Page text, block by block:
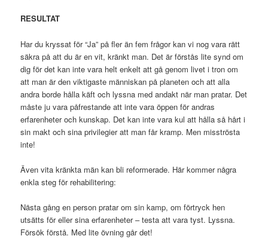
RESULTAT
Har du kryssat för “Ja” på fler än fem frågor kan vi nog vara rätt
säkra på att du är en vit, kränkt man. Det är förstås lite synd om
dig för det kan inte vara helt enkelt att gå genom livet i tron om
att man är den viktigaste människan på planeten och att alla
andra borde hålla käft och lyssna med andakt när man pratar. Det
måste ju vara påfrestande att inte vara öppen för andras
erfarenheter och kunskap. Det kan inte vara kul att hålla så hårt i
sin makt och sina privilegier att man får kramp. Men misströsta
inte!
Även vita kränkta män kan bli reformerade. Här kommer några
enkla steg för rehabilitering:
Nästa gång en person pratar om sin kamp, om förtryck hen
utsätts för eller sina erfarenheter – testa att vara tyst. Lyssna.
Försök förstå. Med lite övning går det!